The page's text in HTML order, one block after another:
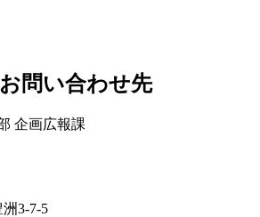
問い合わせ先
企画広報課
3-7-5